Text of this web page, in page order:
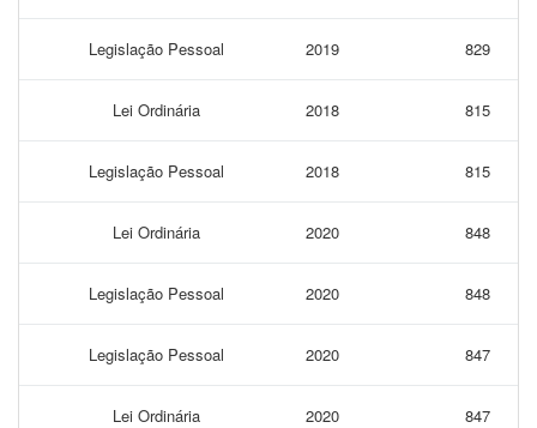
Legislação Pessoal 2019 829
Lei Ordinária 2018 815
Legislação Pessoal 2018 815
Lei Ordinária 2020 848
Legislação Pessoal 2020 848
Legislação Pessoal 2020 847
Lei Ordinária 2020 847